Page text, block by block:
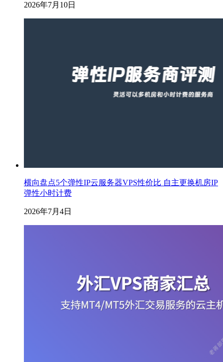
2026年7月10日
横向盘点5个弹性IP云服务器VPS性价比 自主更换机房IP
弹性小时计费
2026年7月4日